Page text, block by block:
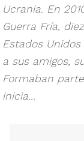
Ucrania. En
Guerra Fría,
Estados
a sus amigos,
Formaban
inicia...